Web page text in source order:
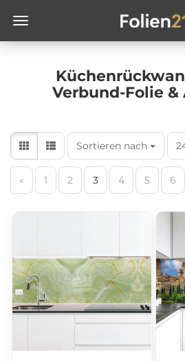
Verbund-Folie &
Sortieren nach
« 1 2 3 4 5 6